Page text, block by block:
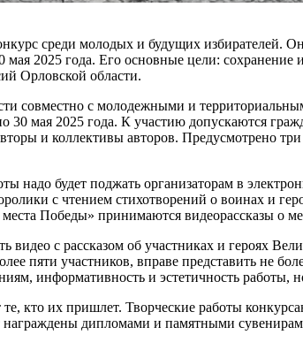
среди молодых и будущих
2025 года. Его основные цели: сохранение
Орловской области.
совместно с молодежными и
30 мая 2025 года. К участию допускаются
и коллективы авторов.
надо будет поджать организаторам в
с чтением стихотворений о воинах и
Победы» принимаются видеорассказы о
видео с рассказом об участниках и героях
пяти участников, вправе представить не
информативность и эстетичность работы,
кто их пришлет. Творческие работы
дипломами и памятными